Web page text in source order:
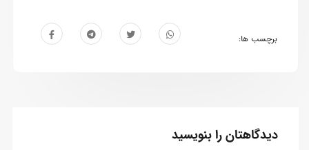
برچسب ها:
دیدگاهتان را بنویسید